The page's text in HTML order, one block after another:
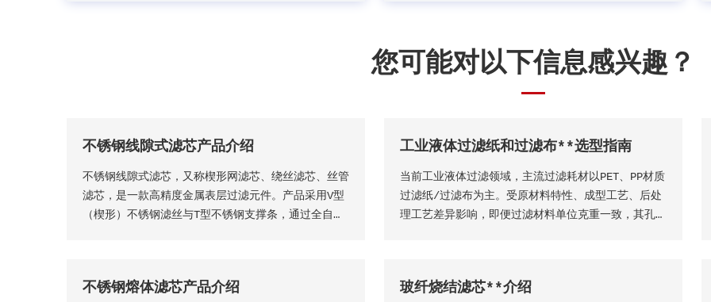
您可能对以下信息感兴趣？
不锈钢线隙式滤芯产品介绍
不锈钢线隙式滤芯，又称楔形网滤芯、绕丝滤芯​、丝管
滤芯，是一款高精度金属表层过滤元件。产品采用V型
（楔形）不锈钢滤丝与T型不锈钢支撑条，通过全自动
多种结构，且支持滤缝规格、丝径尺寸等核心参数个性
工业液体过滤纸和过滤布**选型指南
当前工业液体过滤领域，主流过滤耗材以PET、PP材质
过滤纸/过滤布为主。受原材料特性、成型工艺、后处
理工艺差异影响，即便过滤材料单位克重一致，其孔隙
托**技术维度精准选型，具体选型标准与实施方法如
不锈钢熔体滤芯产品介绍 玻纤烧结滤芯**介绍